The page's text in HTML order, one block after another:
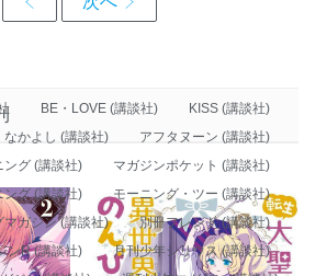
BE・LOVE (講談社)
KISS (講談社)
なかよし (講談社)
アフタヌーン (講談社)
ング (講談社)
マガジンポケット (講談社)
ング (講談社)
モーニング・ツー (講談社)
マガジン (講談社)
別冊フレンド (講談社)
ンR (講談社)
月刊少年シリウス (講談社)